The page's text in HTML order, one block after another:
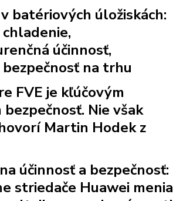
batériových úložiskách:
účinnosť,
bezpečnosť na trhu
FVE je kľúčovým
Nie však
Martin Hodek z
účinnosť a bezpečnosť:
striedače Huawei menia